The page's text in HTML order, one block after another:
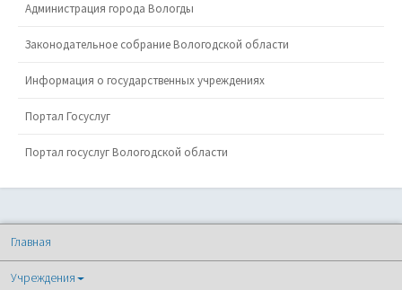
Администрация города Вологды
Законодательное собрание Вологодской области
Информация о государственных учреждениях
Портал Госуслуг
Портал госуслуг Вологодской области
Главная
Учреждения